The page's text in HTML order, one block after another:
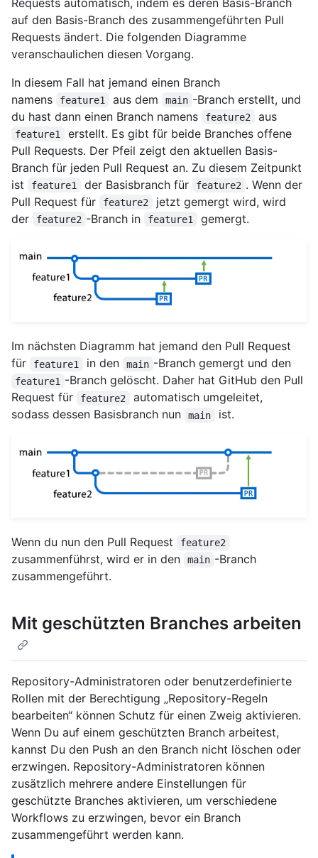
auf den Basis-Branch des zusammengeführten Pull
Requests ändert. Die folgenden Diagramme
veranschaulichen diesen Vorgang.
In diesem Fall hat jemand einen Branch
namens
feature1 aus dem main -Branch erstellt, und
du hast dann einen Branch namens
feature2 aus
feature1
erstellt. Es gibt für beide Branches offene
Pull Requests. Der Pfeil zeigt den aktuellen Basis-
Branch für jeden Pull Request an. Zu diesem Zeitpunkt
ist
feature1 der Basisbranch für feature2 . Wenn der
Pull Request für
feature2
jetzt gemergt wird, wird
der
feature2 -Branch in feature1 gemergt.
Im nächsten Diagramm hat jemand den Pull Request
für
feature1 in den main -Branch gemergt und den
feature1 -Branch gelöscht. Daher hat GitHub den Pull
Request für
feature2
automatisch umgeleitet,
sodass dessen Basisbranch nun
main ist.
Wenn du nun den Pull Request feature2
zusammenführst, wird er in den main -Branch
zusammengeführt.
Mit geschützten Branches arbeiten
Repository-Administratoren oder benutzerdefinierte
Rollen mit der Berechtigung „Repository-Regeln
bearbeiten“ können Schutz für einen Zweig aktivieren.
Wenn Du auf einem geschützten Branch arbeitest,
kannst Du den Push an den Branch nicht löschen oder
erzwingen. Repository-Administratoren können
zusätzlich mehrere andere Einstellungen für
geschützte Branches aktivieren, um verschiedene
Workflows zu erzwingen, bevor ein Branch
zusammengeführt werden kann.